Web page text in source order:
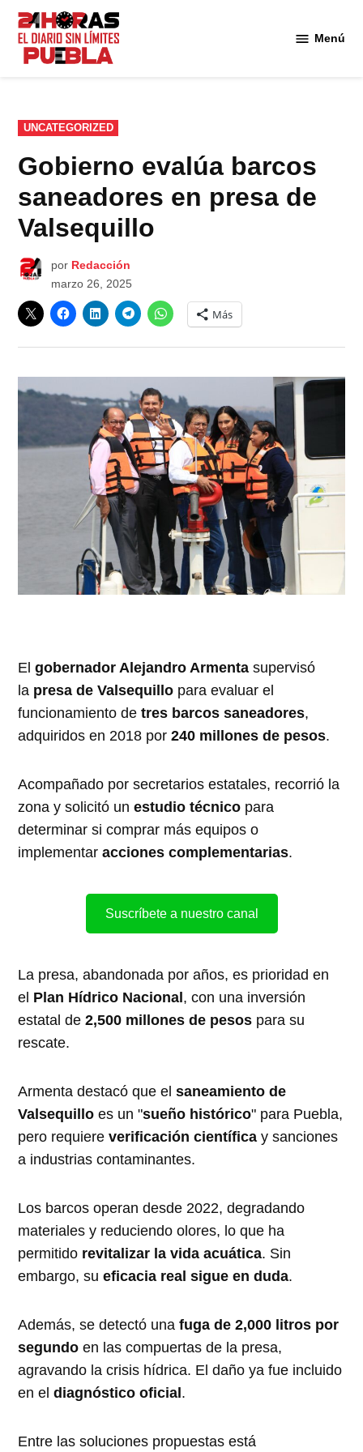
Saltar
contenido
Menú
PUBLICADO
EN
UNCATEGORIZED
Gobierno evalúa barcos
saneadores en presa de
Valsequillo
por Redacción
marzo 26, 2025
Más
Elgobernador Alejandro Armenta supervisó
la presa de Valsequillo para evaluar el
funcionamiento detres barcos saneadores,
adquiridos en 2018 por240 millones de pesos.
Acompañado por secretarios estatales, recorrió la
zona y solicitó unestudio técnico para
determinar si comprar más equipos o
implementaracciones complementarias.
Suscríbete a nuestro canal
La presa, abandonada por años, es prioridad en
el Plan Hídrico Nacional, con una inversión
estatal de2,500 millones de pesos para su
rescate.
Armenta destacó que elsaneamiento de
Valsequillo es un "sueño histórico" para Puebla,
pero requiereverificación científica y sanciones
a industrias contaminantes.
Los barcos operan desde 2022, degradando
materiales y reduciendo olores, lo que ha
permitido revitalizar la vida acuática. Sin
embargo, sueficacia real sigue en duda.
Además, se detectó unafuga de 2,000 litros por
segundo en las compuertas de la presa,
agravando la crisis hídrica. El daño ya fue incluido
en eldiagnóstico oficial.
Entre las soluciones propuestas está